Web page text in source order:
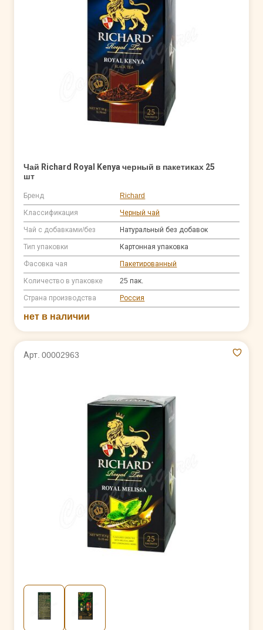
Чай Richard Royal Kenya черный в пакетиках 25
шт
Бренд Richard
Классификация Черный чай
Чай с добавками/без Натуральный без добавок
Тип упаковки Картонная упаковка
Фасовка чая Пакетированный
Количество в упаковке 25 пак.
Страна производства Россия
нет в наличии
Арт. 00002963